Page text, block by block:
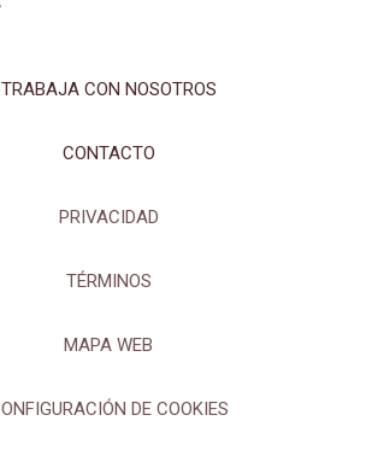
TRABAJA CON NOSOTROS
CONTACTO
PRIVACIDAD
TÉRMINOS
MAPA WEB
DE COOKIES